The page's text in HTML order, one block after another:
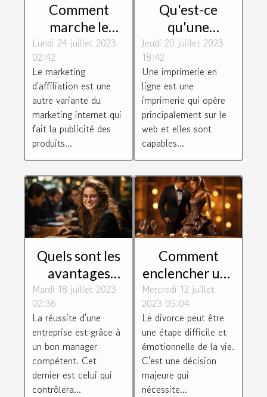
Comment
marche le
marketing
d'affiliation et
quels sont ses
atouts et ses
défauts ?
Lundi 24 juillet 2023
02:42
Le marketing
d'affiliation est une
autre variante du
marketing internet qui
fait la publicité des
produits...
Qu'est-ce
qu'une
imprimerie en
Jeudi 20 juillet 2023
18:42
Une imprimerie en
ligne est une
imprimerie qui opère
principalement sur le
web et elles sont
capables...
Quels sont les
avantages
d'être un bon
manager
d'entreprise ?
Mardi 18 juillet 2023
02:36
La réussite d'une
entreprise est grâce à
un bon manager
compétent. Cet
dernier est celui qui
contrôlera...
Comment
enclencher une
procédure de
divorce?
Mercredi 12 juillet
2023 05:04
Le divorce peut être
une étape difficile et
émotionnelle de la vie.
C'est une décision
majeure qui
nécessite...